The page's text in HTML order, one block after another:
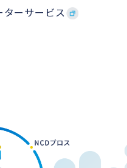
ーサービス